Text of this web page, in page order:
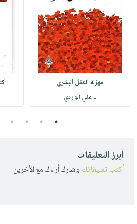
مهزلة العقل البشري
لـ علي الوردي
1
2
3
4
أبرز التعليقات
أكتب تعليقاتك وشارك أراءك مع الأخرين